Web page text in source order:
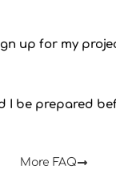
up for my
I be prepared
More FAQ